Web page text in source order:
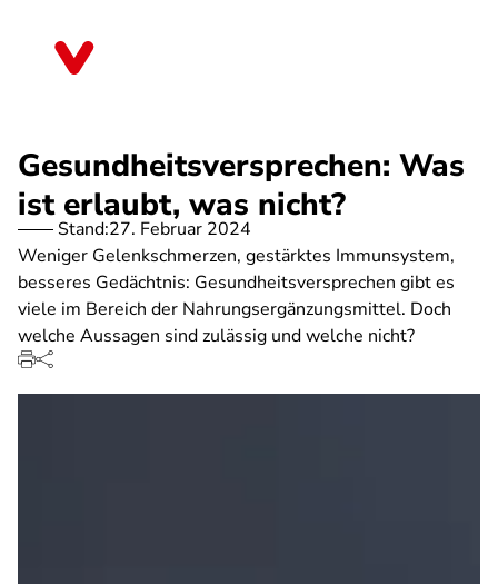
Gesundheitsversprechen: Was
ist erlaubt, was nicht?
Stand:27. Februar 2024
Weniger Gelenkschmerzen, gestärktes Immunsystem,
besseres Gedächtnis: Gesundheitsversprechen gibt es
viele im Bereich der Nahrungsergänzungsmittel. Doch
welche Aussagen sind zulässig und welche nicht?